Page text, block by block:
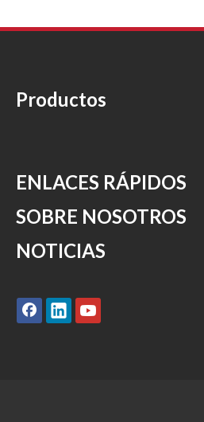
Productos
ENLACES RÁPIDOS
SOBRE NOSOTROS
NOTICIAS